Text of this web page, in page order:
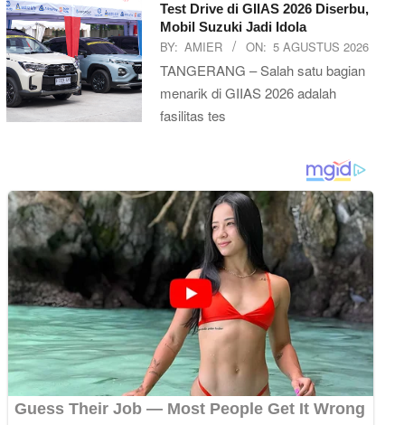
Test Drive di GIIAS 2026 Diserbu,
Mobil Suzuki Jadi Idola
BY: AMIER ON: 5 AGUSTUS 2026
TANGERANG – Salah satu bagian
menarik di GIIAS 2026 adalah
fasilitas tes